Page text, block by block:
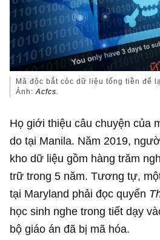
Mã độc bắt cóc dữ liệu tống tiền để
Ảnh:Acfcs.
Họ giới thiệu câu chuyện của
do tại Manila. Năm 2019,
kho dữ liệu gồm hàng trăm
trữ trong 5 năm. Tương tự,
tại Maryland phải đọc quyển
học sinh nghe trong tiết dạy
bộ giáo án đã bị mã hóa.